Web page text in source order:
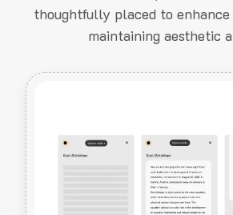
thoughtfully placed to
maintaining aesthetic